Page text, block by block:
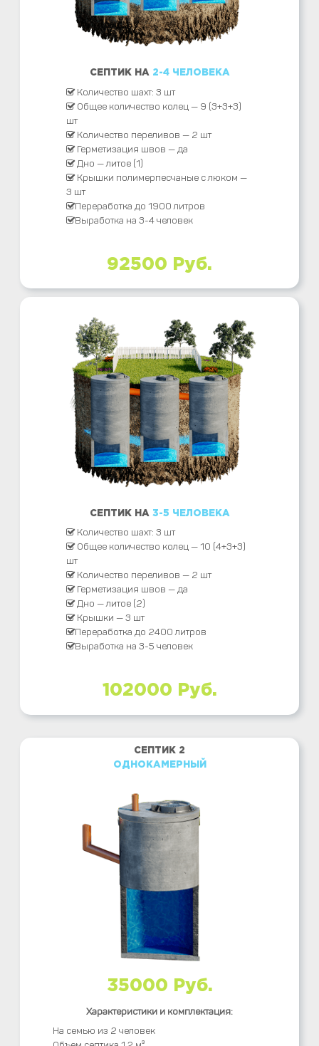
СЕПТИК НА 2-4 ЧЕЛОВЕКА
Количество шахт: 3 шт
Общее количество колец — 9 (3+3+3)
шт
Количество переливов — 2 шт
Герметизация швов — да
Дно — литое (1)
Крышки полимерпесчаные с люком —
3 шт
Переработка до 1900 литров
Выработка на 3-4 человек
92500 Руб.
СЕПТИК НА 3-5 ЧЕЛОВЕКА
Количество шахт: 3 шт
Общее количество колец — 10 (4+3+3)
шт
Количество переливов — 2 шт
Герметизация швов — да
Дно — литое (2)
Крышки — 3 шт
Переработка до 2400 литров
Выработка на 3-5 человек
102000 Руб.
СЕПТИК 2
ОДНОКАМЕРНЫЙ
35000 Руб.
Характеристики и комплектация:
На семью из 2 человек